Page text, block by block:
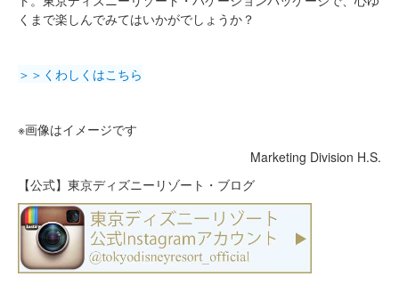
くまで楽しんでみてはいかがでしょうか？
＞＞くわしくはこちら
※画像はイメージです
Marketing Division H.S.
【公式】東京ディズニーリゾート・ブログ